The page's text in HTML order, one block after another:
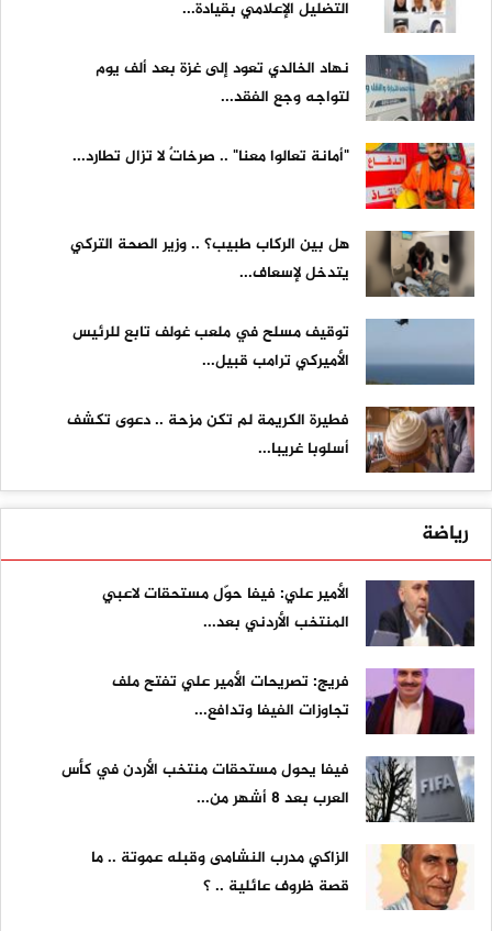
التضليل الإعلامي بقيادة...
نهاد الخالدي تعود إلى غزة بعد ألف يوم
لتواجه وجع الفقد...
"أمانة تعالوا معنا" .. صرخاتٌ لا تزال تطارد...
هل بين الركاب طبيب؟ .. وزير الصحة التركي
يتدخل لإسعاف...
توقيف مسلح في ملعب غولف تابع للرئيس
الأميركي ترامب قبيل...
فطيرة الكريمة لم تكن مزحة .. دعوى تكشف
أسلوبا غريبا...
رياضة
الأمير علي: فيفا حوّل مستحقات لاعبي
المنتخب الأردني بعد...
فريج: تصريحات الأمير علي تفتح ملف
تجاوزات الفيفا وتدافع...
فيفا يحول مستحقات منتخب الأردن في كأس
العرب بعد 8 أشهر من...
الزاكي مدرب النشامى وقبله عموتة .. ما
قصة ظروف عائلية .. ؟